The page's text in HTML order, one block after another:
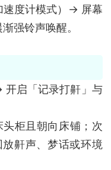
速度计模式）→ 屏幕
强铃声唤醒。
启「记录打鼾」与
柜且朝向床铺；次
鼾声、梦话或环境